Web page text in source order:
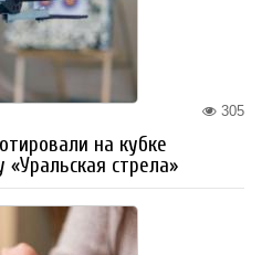
305
на кубке
стрела»